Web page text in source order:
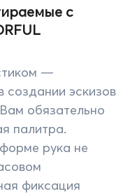
с
—
эскизов
обязательно
палитра.
рука не
фиксация